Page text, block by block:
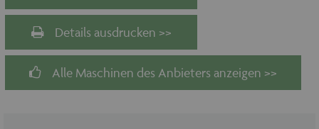
Details ausdrucken >>
Alle Maschinen des Anbieters anzeigen >>